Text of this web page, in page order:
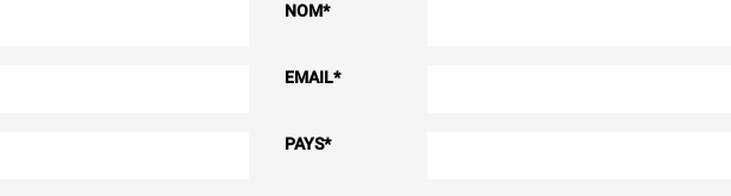
NOM*
EMAIL*
PAYS*